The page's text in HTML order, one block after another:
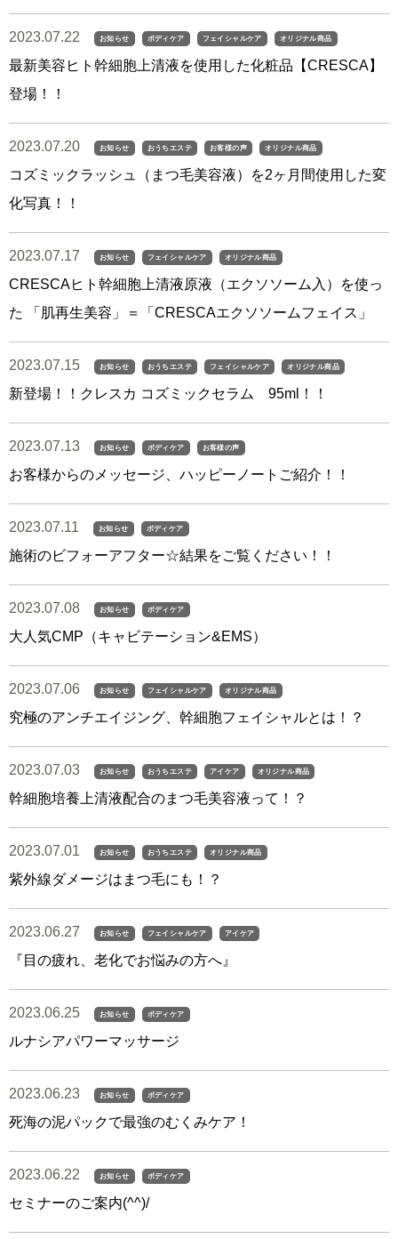
2023.07.22 お知らせ ボディケア フェイシャルケア オリジナル商品
最新美容ヒト幹細胞上清液を使用した化粧品【CRESCA】
登場！！
2023.07.20 お知らせ おうちエステ お客様の声 オリジナル商品
コズミックラッシュ（まつ毛美容液）を2ヶ月間使用した変
化写真！！
2023.07.17 お知らせ フェイシャルケア オリジナル商品
CRESCAヒト幹細胞上清液原液（エクソソーム入）を使っ
た 「肌再生美容」＝「CRESCAエクソソームフェイス」
2023.07.15 お知らせ おうちエステ フェイシャルケア オリジナル商品
新登場！！クレスカ コズミックセラム 95ml！！
2023.07.13 お知らせ ボディケア お客様の声
お客様からのメッセージ、ハッピーノートご紹介！！
2023.07.11 お知らせ ボディケア
施術のビフォーアフター☆結果をご覧ください！！
2023.07.08 お知らせ ボディケア
大人気CMP（キャビテーション&EMS）
2023.07.06 お知らせ フェイシャルケア オリジナル商品
究極のアンチエイジング、幹細胞フェイシャルとは！？
2023.07.03 お知らせ おうちエステ アイケア オリジナル商品
幹細胞培養上清液配合のまつ毛美容液って！？
2023.07.01 お知らせ おうちエステ オリジナル商品
紫外線ダメージはまつ毛にも！？
2023.06.27 お知らせ フェイシャルケア アイケア
『目の疲れ、老化でお悩みの方へ』
2023.06.25 お知らせ ボディケア
ルナシアパワーマッサージ
2023.06.23 お知らせ ボディケア
死海の泥パックで最強のむくみケア！
2023.06.22 お知らせ ボディケア
セミナーのご案内(^^)/